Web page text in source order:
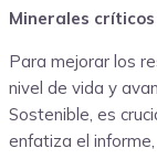
Minerales
Para mejorar los
nivel de vida y
Sostenible, es
enfatiza el